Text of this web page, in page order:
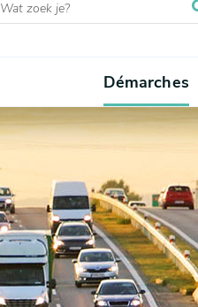
Démarches
(current)